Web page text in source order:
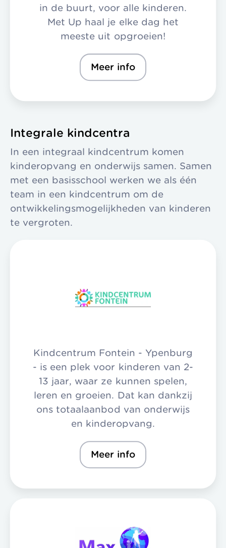
in de buurt, voor alle kinderen.
Met Up haal je elke dag het
meeste uit opgroeien!
Meer info
Integrale kindcentra
In een integraal kindcentrum komen
kinderopvang en onderwijs samen. Samen
met een basisschool werken we als één
team in een kindcentrum om de
ontwikkelingsmogelijkheden van kinderen
te vergroten.
Kindcentrum Fontein - Ypenburg
- is een plek voor kinderen van 2-
13 jaar, waar ze kunnen spelen,
leren en groeien. Dat kan dankzij
ons totaalaanbod van onderwijs
en kinderopvang.
Meer info